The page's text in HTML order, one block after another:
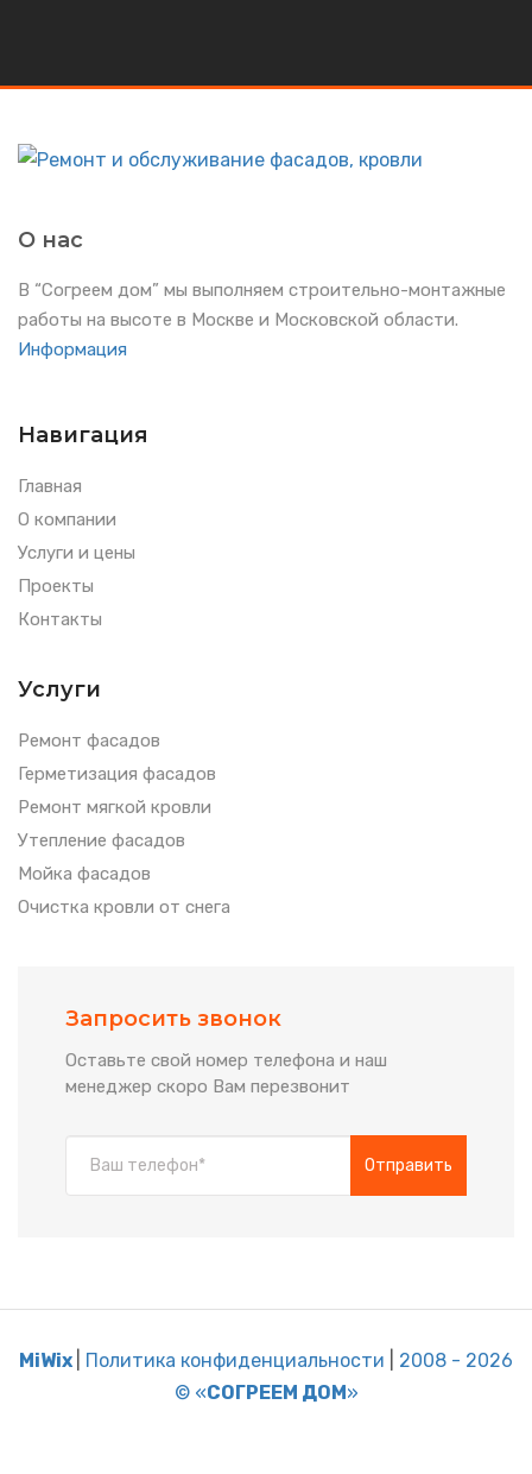
О нас
В “Согреем дом” мы выполняем строительно-монтажные
работы на высоте в Москве и Московской области.
Информация
Навигация
Главная
О компании
Услуги и цены
Проекты
Контакты
Услуги
Ремонт фасадов
Герметизация фасадов
Ремонт мягкой кровли
Утепление фасадов
Мойка фасадов
Очистка кровли от снега
Запросить звонок
Оставьте свой номер телефона и наш
менеджер скоро Вам перезвонит
Отправить
MiWix Политика конфиденциальности
2008 - 2026
© «СОГРЕЕМ ДОМ»